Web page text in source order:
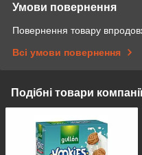
Умови повернення
Повернення товару
Всі умови повернення
Подібні товари